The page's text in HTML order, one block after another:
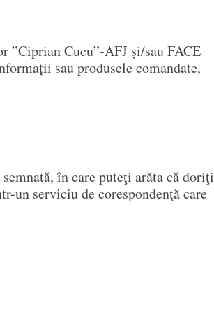
”Ciprian Cucu”-AFJ și/sau FACE
sau produsele comandate,
în care puteţi arăta că doriţi
un serviciu de corespondenţă care